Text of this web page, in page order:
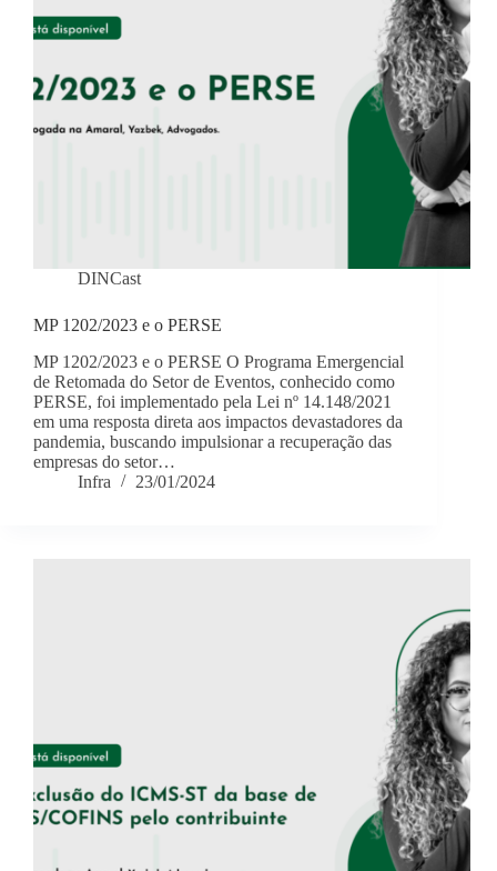
DINCast
MP 1202/2023 e o PERSE
MP 1202/2023 e o PERSE O Programa Emergencial
de Retomada do Setor de Eventos, conhecido como
PERSE, foi implementado pela Lei nº 14.148/2021
em uma resposta direta aos impactos devastadores da
pandemia, buscando impulsionar a recuperação das
empresas do setor…
Infra
23/01/2024